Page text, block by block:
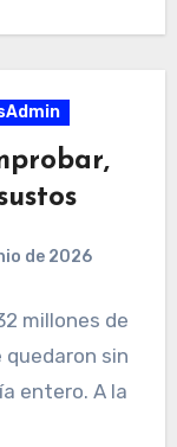
de 2026
millones de
quedaron sin
entero. A la